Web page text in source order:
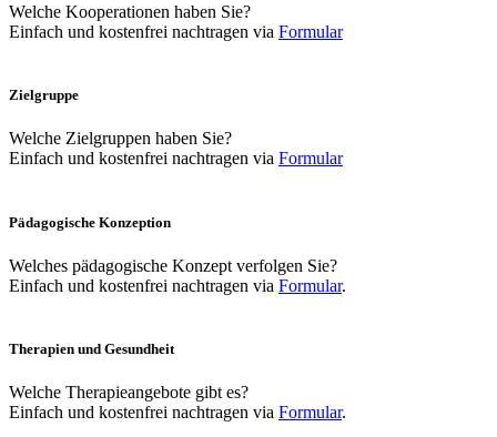
Welche Kooperationen haben Sie?
Einfach und kostenfrei nachtragen via Formular
Zielgruppe
Welche Zielgruppen haben Sie?
Einfach und kostenfrei nachtragen via Formular
Pädagogische Konzeption
Welches pädagogische Konzept verfolgen Sie?
Einfach und kostenfrei nachtragen via Formular.
Therapien und Gesundheit
Welche Therapieangebote gibt es?
Einfach und kostenfrei nachtragen via Formular.